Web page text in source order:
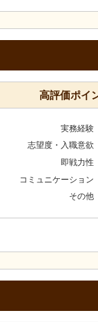
高評価ポイ
実務経験
志望度・入職意欲
即戦力性
コミュニケーション
その他